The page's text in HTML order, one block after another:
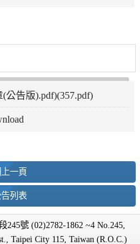
公告版).pdf)(357.pdf)
上一頁
列表
號 (02)2782-1862 ~4 No.245,
Taipei City 115, Taiwan (R.O.C.)